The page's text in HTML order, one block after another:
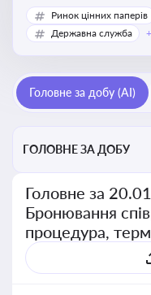
підприємствах, який
критично важливих
Ринок цінних паперів
Державна служба
Головне за добу (AI)
ГОЛОВНЕ ЗА ДОБУ
Головне за
Бронювання
процедура,